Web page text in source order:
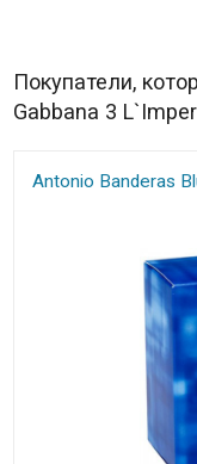
Покупатели,
Gabbana 3
Antonio Banderas